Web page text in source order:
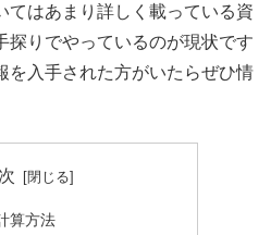
てはあまり詳しく載っている資
探りでやっているのが現状です
を入手された方がいたらぜひ情
算方法